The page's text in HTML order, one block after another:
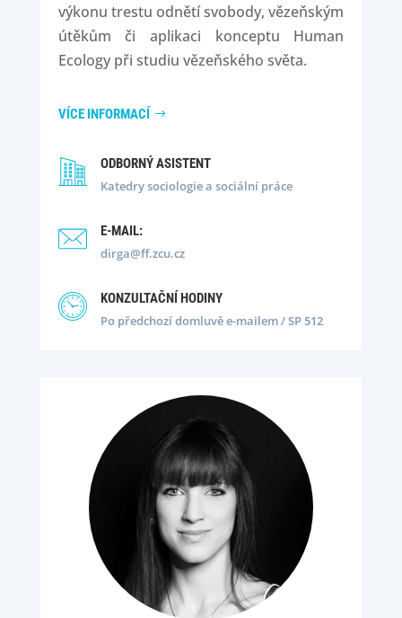
výkonu trestu odnětí svobody, vězeňským
útěkům či aplikaci konceptu Human
Ecology při studiu vězeňského světa.
VÍCE INFORMACÍ
ODBORNÝ ASISTENT
Katedry sociologie a sociální práce
E-MAIL:
dirga@ff.zcu.cz
KONZULTAČNÍ HODINY
Po předchozí domluvě e-mailem/SP 512